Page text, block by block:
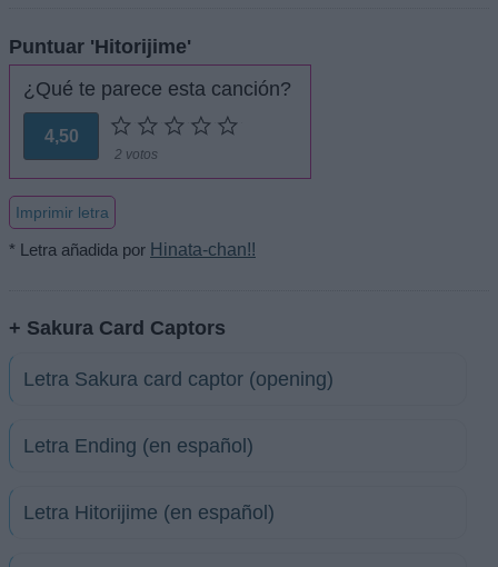
Puntuar 'Hitorijime'
¿Qué te parece esta canción?
4,50
2 votos
Imprimir letra
* Letra añadida por Hinata-chan!!
+ Sakura Card Captors
Letra Sakura card captor (opening)
Letra Ending (en español)
Letra Hitorijime (en español)